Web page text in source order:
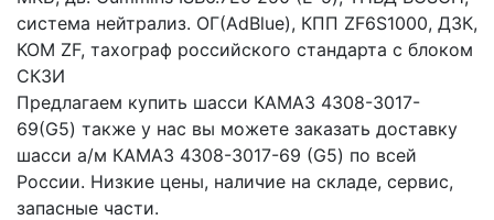
система нейтрализ. ОГ(AdBlue), КПП ZF6S1000, ДЗК,
КОМ ZF, тахограф российского стандарта с блоком
СКЗИ
Предлагаем купить шасси КАМАЗ 4308-3017-
69(G5) также у нас вы можете заказать доставку
шасси а/м КАМАЗ 4308-3017-69 (G5) по всей
России. Низкие цены, наличие на складе, сервис,
запасные части.